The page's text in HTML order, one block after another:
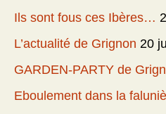
Ils sont fous ces Ibères…
L’actualité de Grignon 20
GARDEN-PARTY de
Eboulement dans la